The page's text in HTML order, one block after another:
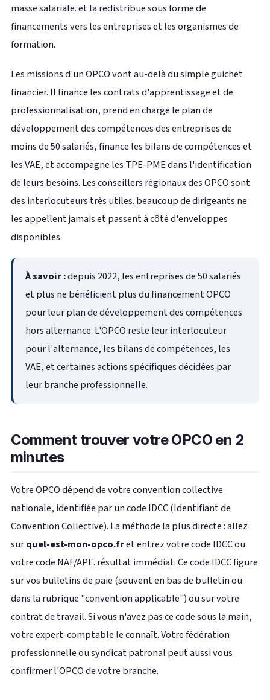
masse salariale. et la redistribue sous forme de
financements vers les entreprises et les organismes de
formation.
Les missions d'un OPCO vont au-delà du simple guichet
financier. Il finance les contrats d'apprentissage et de
professionnalisation, prend en charge le plan de
développement des compétences des entreprises de
moins de 50 salariés, finance les bilans de compétences et
les VAE, et accompagne les TPE-PME dans l'identification
de leurs besoins. Les conseillers régionaux des OPCO sont
des interlocuteurs très utiles. beaucoup de dirigeants ne
les appellent jamais et passent à côté d'enveloppes
disponibles.
À savoir :depuis 2022, les entreprises de 50 salariés
et plus ne bénéficient plus du financement OPCO
pour leur plan de développement des compétences
hors alternance. L'OPCO reste leur interlocuteur
pour l'alternance, les bilans de compétences, les
VAE, et certaines actions spécifiques décidées par
leur branche professionnelle.
Comment trouver votre OPCO en 2
minutes
Votre OPCO dépend de votre convention collective
nationale, identifiée par un code IDCC (Identifiant de
Convention Collective). La méthode la plus directe : allez
surquel-est-mon-opco.fret entrez votre code IDCC ou
votre code NAF/APE. résultat immédiat. Ce code IDCC figure
sur vos bulletins de paie (souvent en bas de bulletin ou
dans la rubrique "convention applicable") ou sur votre
contrat de travail. Si vous n'avez pas ce code sous la main,
votre expert-comptable le connaît. Votre fédération
professionnelle ou syndicat patronal peut aussi vous
confirmer l'OPCO de votre branche.